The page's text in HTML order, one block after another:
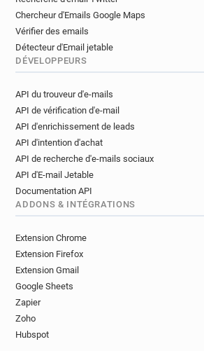
Chercheur d'Emails Google Maps
Vérifier des emails
Détecteur d'Email jetable
DÉVELOPPEURS
API du trouveur d'e-mails
API de vérification d'e-mail
API d'enrichissement de leads
API d'intention d'achat
API de recherche d'e-mails sociaux
API d'E-mail Jetable
Documentation API
ADDONS & INTÉGRATIONS
Extension Chrome
Extension Firefox
Extension Gmail
Google Sheets
Zapier
Zoho
Hubspot